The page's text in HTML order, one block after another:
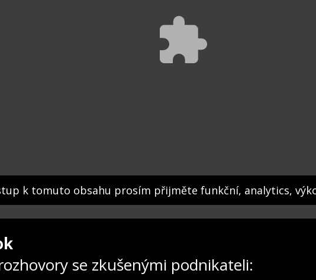
k tomuto obsahu prosím přijměte funkční, analytics,
se zkušenými podnikateli: